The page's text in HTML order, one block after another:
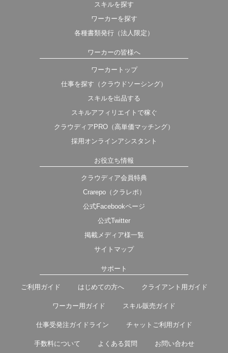
スキルを探す
ワーカーを探す
各種書類発行（法人限定）
ワーカーの皆様へ
ワーカートップ
仕事を探す（クラウドソーシング）
スキルを出品する
スキルアフィリエイトで稼ぐ
クラウディアPRO（高単価マッチング）
採用オンラインアシスタント
お役立ち情報
クラウディア会員特典
Crarepo（クラレポ）
公式Facebookページ
公式Twitter
掲載メディア様一覧
サイトマップ
サポート
ご利用ガイド はじめての方へ クライアント用ガイド
ワーカー用ガイド スキル販売ガイド
仕事受発注ガイドライン チャットご利用ガイド
手数料について よくある質問 お問い合わせ